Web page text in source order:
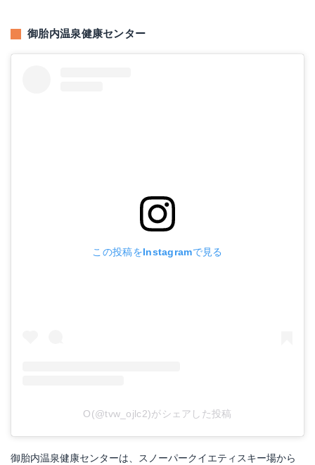
御胎内温泉健康センター
この投稿をInstagramで見る
O(@tvw_ojlc2)がシェアした投稿
御胎内温泉健康センターは、スノーパークイエティスキー場から